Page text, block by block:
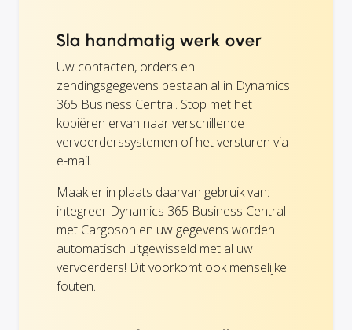
Sla handmatig werk over
Uw contacten, orders en
zendingsgegevens bestaan al in Dynamics
365 Business Central. Stop met het
kopiëren ervan naar verschillende
vervoerderssystemen of het versturen via
e-mail.
Maak er in plaats daarvan gebruik van:
integreer Dynamics 365 Business Central
met Cargoson en uw gegevens worden
automatisch uitgewisseld met al uw
vervoerders! Dit voorkomt ook menselijke
fouten.